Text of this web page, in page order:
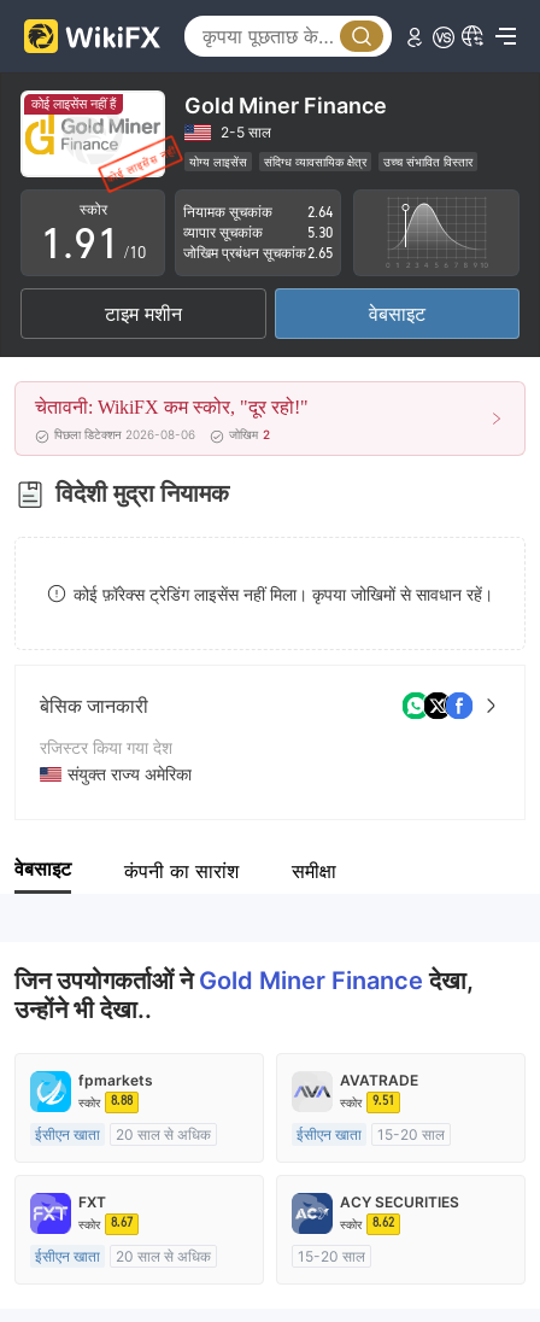
कोई लाइसेंस नहीं हैं Gold Miner Finance
2-5 साल
योग्य लाइसेंस संदिग्ध व्यावसायिक क्षेत्र उच्च संभावित विस्तार
स्कोर
0
1
2
3
4
5
6
7
8
.
5
6
7
8
9
0
1
2
3
4
5
6
7
8
/10
नियामक सूचकांक
2.64
व्यापार सूचकांक
5.30
जोखिम प्रबंधन सूचकांक2.65
टाइम मशीन वेबसाइट
चेतावनी: WikiFX कम स्कोर, "दूर रहो!"
पिछला डिटेक्शन 2026-08-06 जोखिम 2
विदेशी मुद्रा नियामक
कोई फ़ॉरेक्स ट्रेडिंग लाइसेंस नहीं मिला। कृपया जोखिमों से सावधान रहें।
बेसिक जानकारी
रजिस्टर किया गया देश
संयुक्त राज्य अमेरिका
कंपनी का नाम
वेबसाइट कंपनी का सारांश समीक्षा
जिन उपयोगकर्ताओं नेGold Miner Financeदेखा,
उन्होंने भी देखा..
fpmarkets
स्कोर 8.88
ईसीएन खाता
20 साल से अधिक
मार्केट मेकिंग (एमएम)
मुख्य-लेबल MT4
AVATRADE
स्कोर 9.51
ईसीएन खाता
15-20 साल
मार्केट मेकिंग (एमएम)
मुख्य-लेबल MT4
FXT
स्कोर 8.67
ईसीएन खाता
20 साल से अधिक
ACY SECURITIES
स्कोर 8.62
15-20 साल